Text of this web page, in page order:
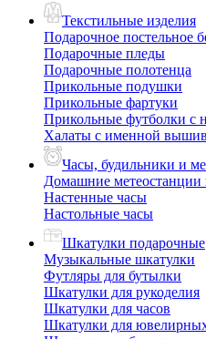
Текстильные изделия
Подарочное постельное
Подарочные пледы
Подарочные полотенца
Прикольные подушки
Прикольные фартуки
Прикольные футболки с
Халаты с именной
Часы, будильники и
Домашние метеостанции
Настенные часы
Настольные часы
Шкатулки подарочные
Музыкальные шкатулки
Футляры для бутылки
Шкатулки для рукоделия
Шкатулки для часов
Шкатулки для